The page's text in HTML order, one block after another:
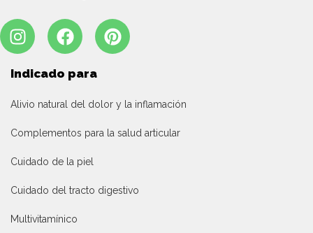
Indicado para
Alivio natural del dolor y la inflamación
Complementos para la salud articular
Cuidado de la piel
Cuidado del tracto digestivo
Multivitamínico